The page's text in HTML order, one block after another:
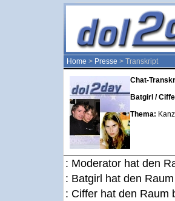
Home > Presse > Transkript
Chat-
Batgirl /
Thema:
: Moderator hat den
: Batgirl hat den
: Ciffer hat den Raum